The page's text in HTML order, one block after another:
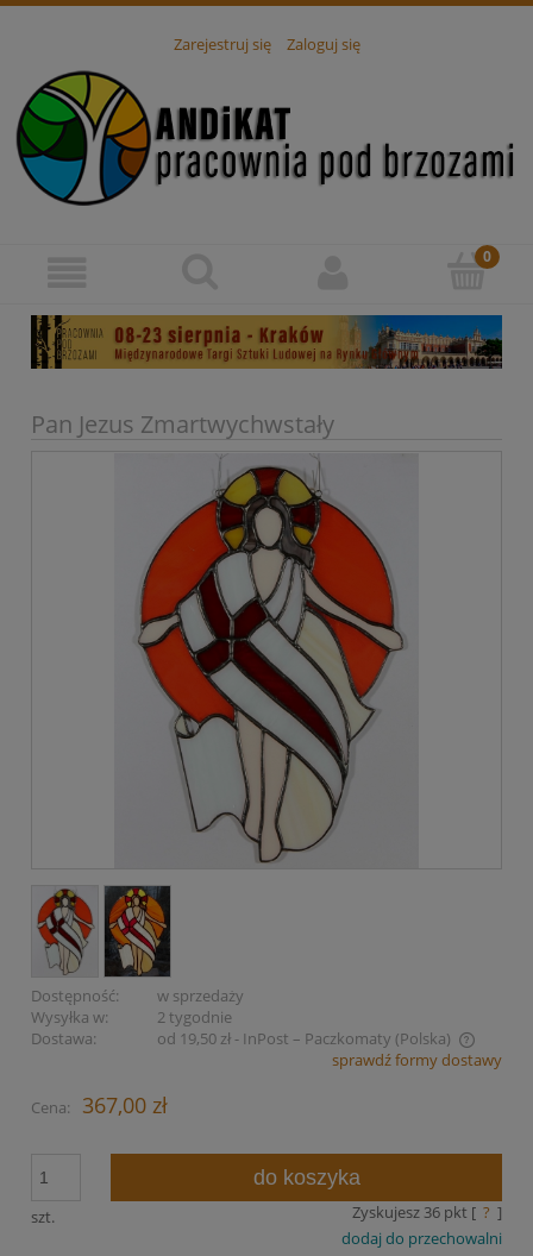
Zarejestruj się Zaloguj się
Pan Jezus Zmartwychwstały
Dostępność:
w sprzedaży
Wysyłka w:
2 tygodnie
Dostawa:
od 19,50 zł - InPost – Paczkomaty (Polska)
Cena nie zawiera ewentualnych kosztów płatnościsprawdź formy dostawy
Cena: 367,00 zł
szt.
do koszyka
Zyskujesz 36pkt [ ? ]
dodaj do przechowalni